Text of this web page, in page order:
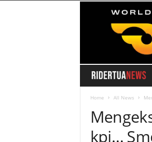
Home All News
kpj…